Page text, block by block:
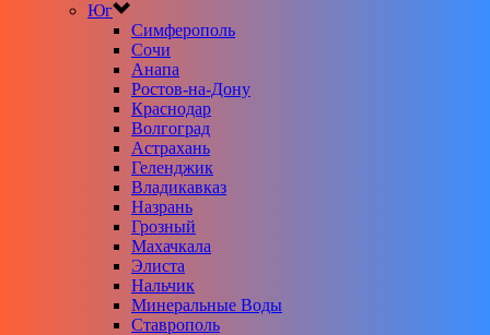
Юг
Симферополь
Сочи
Анапа
Ростов-на-Дону
Краснодар
Волгоград
Астрахань
Геленджик
Владикавказ
Назрань
Грозный
Махачкала
Элиста
Нальчик
Минеральные Воды
Ставрополь